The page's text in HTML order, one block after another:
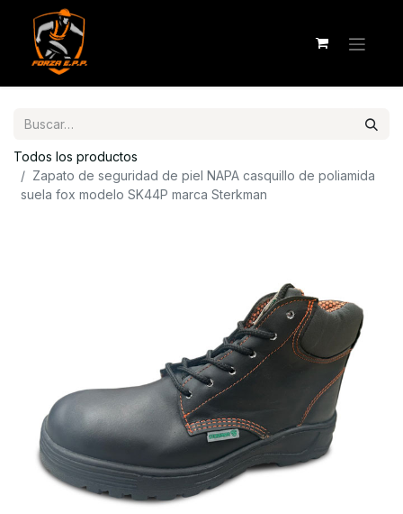
Todos los productos
Zapato de seguridad de piel NAPA casquillo de poliamida
suela fox modelo SK44P marca Sterkman